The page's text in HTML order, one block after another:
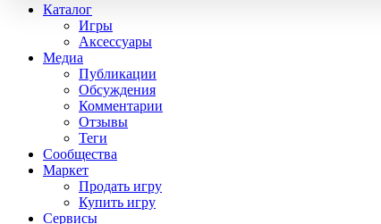
Каталог
Игры
Аксессуары
Медиа
Публикации
Обсуждения
Комментарии
Отзывы
Теги
Сообщества
Маркет
Продать игру
Купить игру
Сервисы